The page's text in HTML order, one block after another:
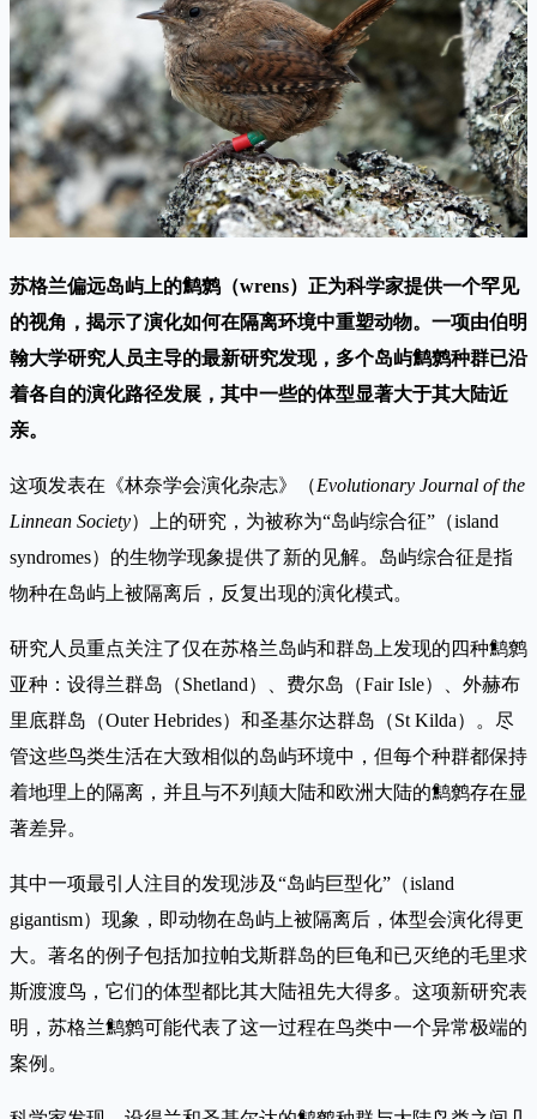
苏格兰偏远岛屿上的鹪鹩（wrens）正为科学家提供一个罕见
的视角，揭示了演化如何在隔离环境中重塑动物。一项由伯明
翰大学研究人员主导的最新研究发现，多个岛屿鹪鹩种群已沿
着各自的演化路径发展，其中一些的体型显著大于其大陆近
亲。
这项发表在《林奈学会演化杂志》（Evolutionary Journal of the
Linnean Society）上的研究，为被称为“岛屿综合征”（island
syndromes）的生物学现象提供了新的见解。岛屿综合征是指
物种在岛屿上被隔离后，反复出现的演化模式。
研究人员重点关注了仅在苏格兰岛屿和群岛上发现的四种鹪鹩
亚种：设得兰群岛（Shetland）、费尔岛（Fair Isle）、外赫布
里底群岛（Outer Hebrides）和圣基尔达群岛（St Kilda）。尽
管这些鸟类生活在大致相似的岛屿环境中，但每个种群都保持
着地理上的隔离，并且与不列颠大陆和欧洲大陆的鹪鹩存在显
著差异。
其中一项最引人注目的发现涉及“岛屿巨型化”（island
gigantism）现象，即动物在岛屿上被隔离后，体型会演化得更
大。著名的例子包括加拉帕戈斯群岛的巨龟和已灭绝的毛里求
斯渡渡鸟，它们的体型都比其大陆祖先大得多。这项新研究表
明，苏格兰鹪鹩可能代表了这一过程在鸟类中一个异常极端的
案例。